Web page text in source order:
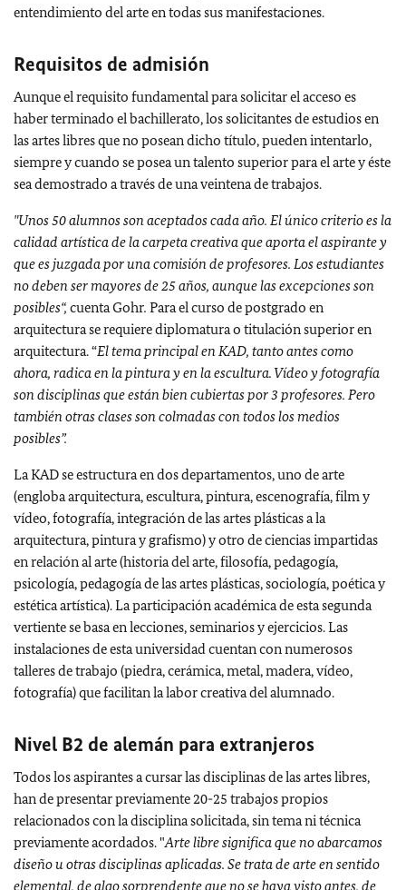
entendimiento del arte en todas sus manifestaciones.
Requisitos de admisión
Aunque el requisito fundamental para solicitar el acceso es
haber terminado el bachillerato, los solicitantes de estudios en
las artes libres que no posean dicho título, pueden intentarlo,
siempre y cuando se posea un talento superior para el arte y éste
sea demostrado a través de una veintena de trabajos.
"Unos 50 alumnos son aceptados cada año. El único criterio es la
calidad artística de la carpeta creativa que aporta el aspirante y
que es juzgada por una comisión de profesores. Los estudiantes
no deben ser mayores de 25 años, aunque las excepciones son
posibles“, cuenta Gohr. Para el curso de postgrado en
arquitectura se requiere diplomatura o titulación superior en
arquitectura. “El tema principal en KAD, tanto antes como
ahora, radica en la pintura y en la escultura. Vídeo y fotografía
son disciplinas que están bien cubiertas por 3 profesores. Pero
también otras clases son colmadas con todos los medios
posibles”.
La KAD se estructura en dos departamentos, uno de arte
(engloba arquitectura, escultura, pintura, escenografía, film y
vídeo, fotografía, integración de las artes plásticas a la
arquitectura, pintura y grafismo) y otro de ciencias impartidas
en relación al arte (historia del arte, filosofía, pedagogía,
psicología, pedagogía de las artes plásticas, sociología, poética y
estética artística).La participación académica de esta segunda
vertiente se basa en lecciones, seminarios y ejercicios. Las
instalaciones de esta universidad cuentan con numerosos
talleres de trabajo (piedra, cerámica, metal, madera, vídeo,
fotografía) que facilitan la labor creativa del alumnado.
Nivel B2 de alemán para extranjeros
Todos los aspirantes a cursar las disciplinas de las artes libres,
han de presentar previamente 20-25 trabajos propios
relacionados con la disciplina solicitada, sin tema ni técnica
previamente acordados."Arte libre significa que no abarcamos
diseño u otras disciplinas aplicadas. Se trata de arte en sentido
elemental, de algo sorprendente que no se haya visto antes, de